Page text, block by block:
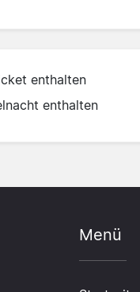
enthalten
enthalten
Menü